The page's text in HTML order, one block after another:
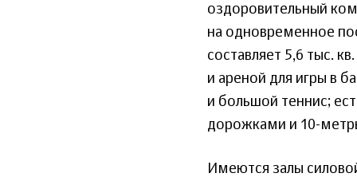
оздоровительный
на одновременное
составляет 5,6 тыс.
и ареной для игры в
и большой теннис;
дорожками и 10-
Имеются залы